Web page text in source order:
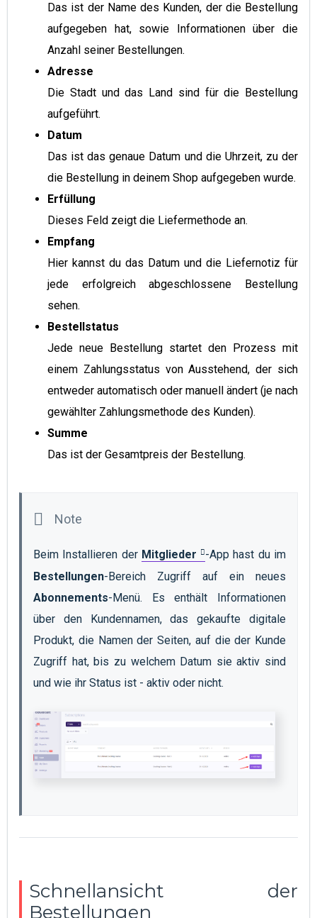
Das ist der Name des Kunden, der die Bestellung
aufgegeben hat, sowie Informationen über die
Anzahl seiner Bestellungen.
Adresse
Die Stadt und das Land sind für die Bestellung
aufgeführt.
Datum
Das ist das genaue Datum und die Uhrzeit, zu der
die Bestellung in deinem Shop aufgegeben wurde.
Erfüllung
Dieses Feld zeigt die Liefermethode an.
Empfang
Hier kannst du das Datum und die Liefernotiz für
jede erfolgreich abgeschlossene Bestellung
sehen.
Bestellstatus
Jede neue Bestellung startet den Prozess mit
einem Zahlungsstatus von Ausstehend, der sich
entweder automatisch oder manuell ändert (je nach
gewählter Zahlungsmethode des Kunden).
Summe
Das ist der Gesamtpreis der Bestellung.
Beim Installieren der Mitglieder
Bestellungen
Abonnements-Menü. Es enthält Informationen
über den Kundennamen, das gekaufte digitale
Produkt, die Namen der Seiten, auf die der Kunde
Zugriff hat, bis zu welchem Datum sie aktiv sind
und wie ihr Status ist - aktiv oder nicht.
Schnellansicht der
Bestellungen